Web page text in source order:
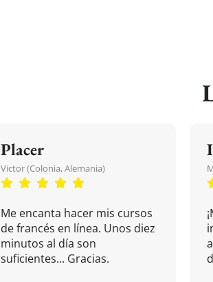
Placer
Victor (Colonia, Alemania)
Me encanta hacer mis cursos
de francés en línea. Unos diez
minutos al día son
suficientes... Gracias.